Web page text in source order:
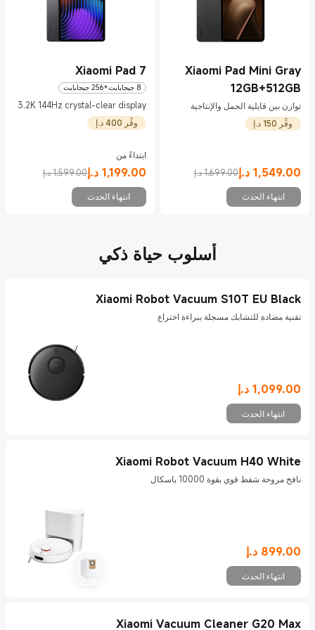
Xiaomi Pad Mini Gray
12GB+512GB
توازن بين قابلية الحمل والإنتاجية
وفِّر 150 د.إ
1,549.00 د.إCurrent Price د.إ1549 1,699.00 د.إ
Marketing price 1,699.00 د.إ
انتهاء الحدث
Xiaomi Pad 7
8 جيجابايت+256 جيجابايت
3.2K 144Hz crystal-clear display
وفِّر 400 د.إ
ابتداءً من
1,199.00 د.إCurrent Price د.إ1199 1,599.00 د.إ
Marketing price 1,599.00 د.إ
انتهاء الحدث
أسلوب حياة ذكي
Xiaomi Robot Vacuum S10T EU Black
تقنية مضادة للتشابك مسجلة ببراءة اختراع
1,099.00 د.إCurrent Price د.إ1099
انتهاء الحدث
Xiaomi Robot Vacuum H40 White
نافخ مروحة شفط قوي بقوة 10000 باسكال
899.00 د.إ
Current Price د.إ899
انتهاء الحدث
Xiaomi Vacuum Cleaner G20 Max